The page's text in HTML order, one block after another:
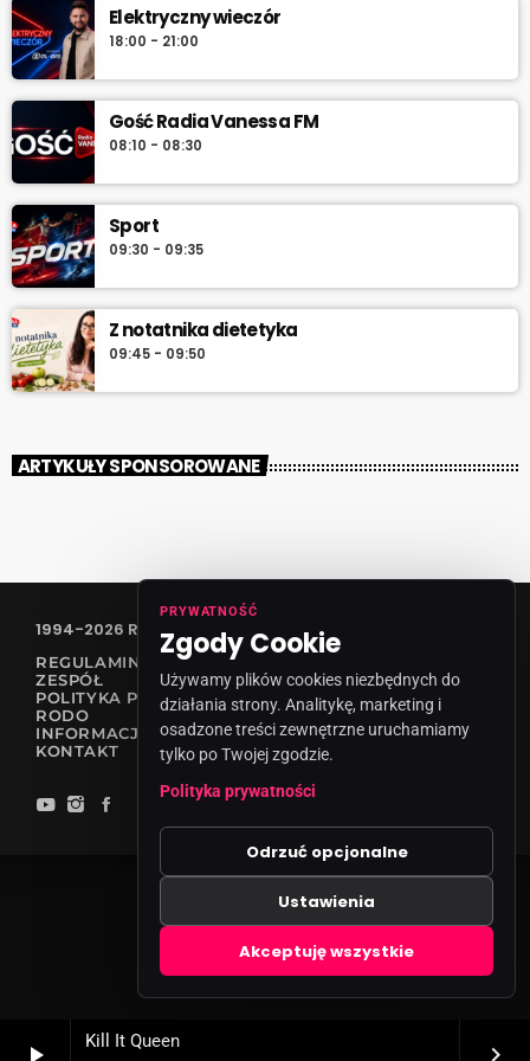
play_arrow
Kill It Queen
keyboard_arrow_right
Elektryczny wieczór
18:00 - 21:00
Gość Radia Vanessa FM
08:10 - 08:30
Sport
09:30 - 09:35
Z notatnika dietetyka
09:45 - 09:50
ARTYKUŁY SPONSOROWANE
1994-2026 RADIO VANESSA SPÓŁKA Z O.O
REGULAMIN KONKURSÓW
ZESPÓŁ
POLITYKA PRYWATNOŚCI
RODO
INFORMACJA O NADAWCY
KONTAKT
PRYWATNOŚĆ
Zgody Cookie
Używamy plików cookies niezbędnych do
działania strony. Analitykę, marketing i
osadzone treści zewnętrzne uruchamiamy
tylko po Twojej zgodzie.
Polityka prywatności
Odrzuć opcjonalne
Ustawienia
Akceptuję wszystkie
Zgody cookies